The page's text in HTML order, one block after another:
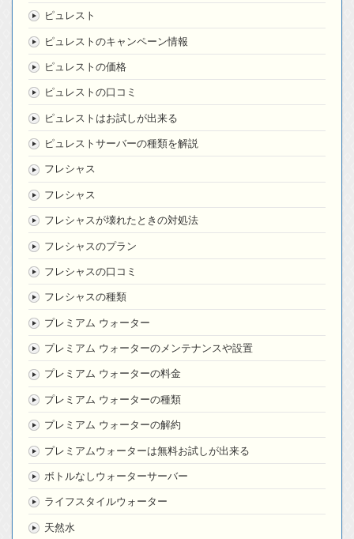
ピュレスト
ピュレストのキャンペーン情報
ピュレストの価格
ピュレストの口コミ
ピュレストはお試しが出来る
ピュレストサーバーの種類を解説
フレシャス
フレシャス
フレシャスが壊れたときの対処法
フレシャスのプラン
フレシャスの口コミ
フレシャスの種類
プレミアム ウォーター
プレミアム ウォーターのメンテナンスや設置
プレミアム ウォーターの料金
プレミアム ウォーターの種類
プレミアム ウォーターの解約
プレミアムウォーターは無料お試しが出来る
ボトルなしウォーターサーバー
ライフスタイルウォーター
天然水